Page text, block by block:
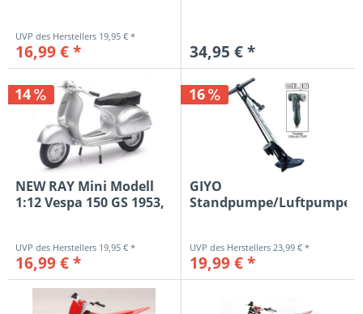
19,95 € *
16,99 € * 34,95 € *
14
NEW RAY Mini Modell
1:12 Vespa 150 GS 1953,
19,95 € *
16,99 € *
16
GIYO
Standpumpe/Luftpumpe:
23,99 € *
19,99 € *